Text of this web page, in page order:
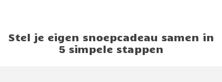
Stel je eigen snoepcadeau samen in
5 simpele stappen